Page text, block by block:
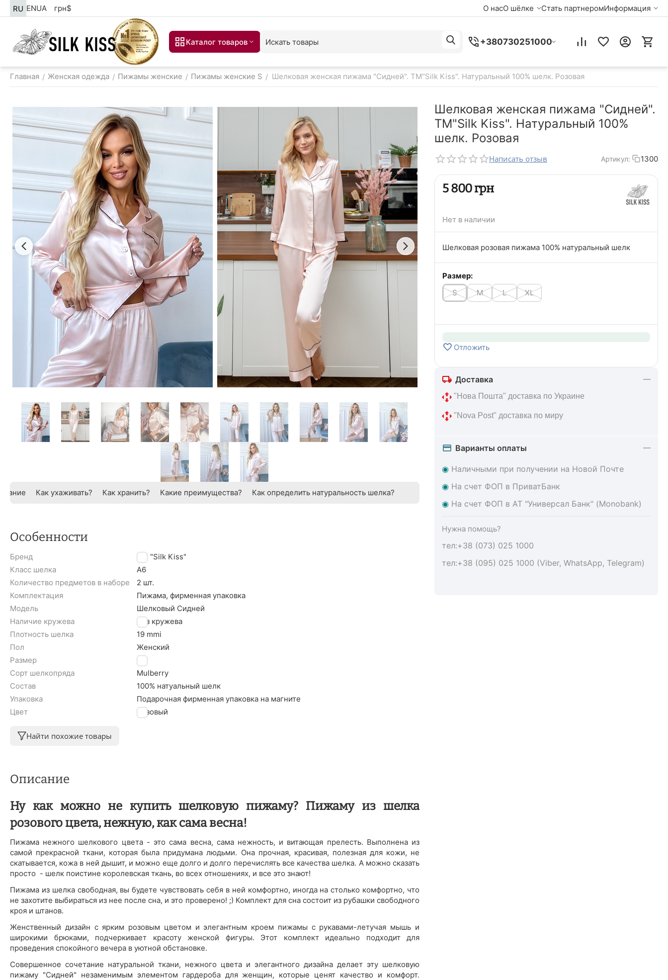
RU ENUA грн$ О насО шёлке Стать партнеромИнформация
Каталог товаров +380730251000
Главная / Женская одежда / Пижамы женские / Пижамы женские S / Шелковая женская пижама "Сидней". TM"Silk Kiss". Натуральный 100% шелк. Розовая
Шелковая женская пижама "Сидней".
TM"Silk Kiss". Натуральный 100%
шелк. Розовая
Написать отзыв Артикул: 1300
‍5 800‍грн
Нет в наличии
Шелковая розовая пижама 100% натуральный шелк
Размер:
S
M L XL
Отложить
Доставка
"Нова Пошта" доставка по Украине
"Nova Post" доставка по миру
Варианты оплаты
◉ Наличными при получении на Новой Почте
◉ На счет ФОП в ПриватБанк
◉ На счет ФОП в АТ "Универсал Банк" (Monobank)
Нужна помощь?
тел:+38 (073) 025 1000
тел:+38 (095) 025 1000 (Viber, WhatsApp, Telegram)
Как ухаживать? Как хранить? Какие преимущества? Как определить натуральность шелка?
Особенности
Бренд
TM "Silk Kiss"
Класс шелка
A6
Количество предметов в наборе
2 шт.
Комплектация
Пижама, фирменная упаковка
Модель
Шелковый Сидней
Наличие кружева
Без кружева
Плотность шелка
19 mmi
Пол
Женский
Размер
S
Сорт шелкопряда
Mulberry
Состав
100% натуальный шелк
Упаковка
Подарочная фирменная упаковка на магните
Цвет
Розовый
Найти похожие товары
Описание
Ну как можно не купить шелковую пижаму? Пижаму из шелка
розового цвета, нежную, как сама весна!
Пижама нежного шелкового цвета - это сама весна, сама нежность, и витающая прелесть. Выполнена из
самой прекрасной ткани, которая была придумана людьми. Она прочная, красивая, полезная для кожи, не
скатывается, кожа в ней дышит, и можно еще долго и долго перечислять все качества шелка. А можно сказать
просто - шелк поистине королевская ткань, во всех отношениях, и все это знают!
Пижама из шелка свободная, вы будете чувствовать себя в ней комфортно, иногда на столько комфортно, что
не захотите выбираться из нее после сна, и это проверено! ;) Комплект для сна состоит из рубашки свободного
кроя и штанов.
Женственный дизайн с ярким розовым цветом и элегантным кроем пижамы с рукавами-летучая мышь и
широкими брюками, подчеркивает красоту женской фигуры. Этот комплект идеально подходит для
проведения спокойного вечера в уютной обстановке.
Совершенное сочетание натуральной ткани, нежного цвета и элегантного дизайна делает эту шелковую
пижаму "Сидней" незаменимым элементом гардероба для женщин, которые ценят качество и комфорт.